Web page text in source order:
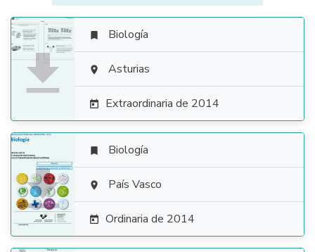

 Biología
 Asturias
 Extraordinaria de 2014

 Biología
 País Vasco
 Ordinaria de 2014